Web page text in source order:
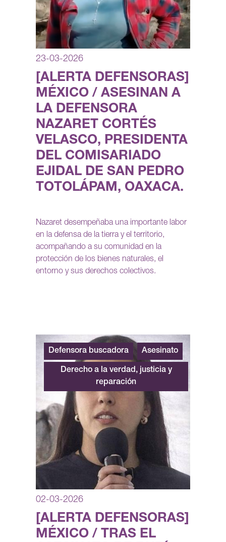
23-03-2026
[ALERTA DEFENSORAS]
MÉXICO / ASESINAN A
LA DEFENSORA
NAZARET CORTÉS
VELASCO, PRESIDENTA
DEL COMISARIADO
EJIDAL DE SAN PEDRO
TOTOLÁPAM, OAXACA.
Nazaret desempeñaba una importante labor
en la defensa de la tierra y el territorio,
acompañando a su comunidad en la
protección de los bienes naturales, el
entorno y sus derechos colectivos.
Defensora buscadora Asesinato
Derecho a la verdad, justicia y
reparación
02-03-2026
[ALERTA DEFENSORAS]
MÉXICO / TRAS EL